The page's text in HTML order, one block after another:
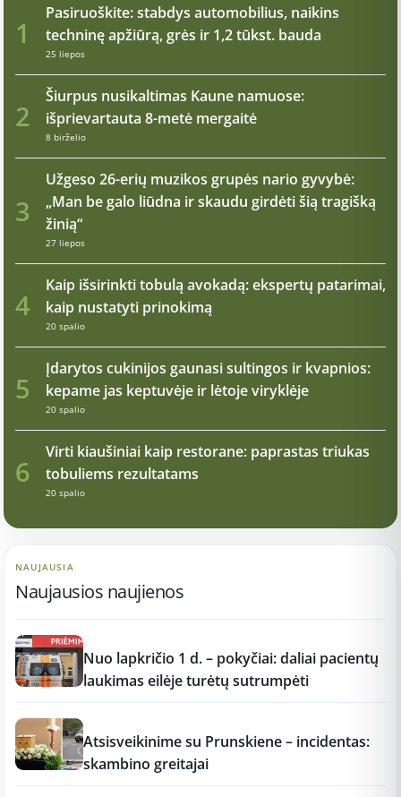
1
Pasiruoškite: stabdys automobilius, naikins
techninę apžiūrą, grės ir 1,2 tūkst. bauda
25 liepos
2
Šiurpus nusikaltimas Kaune namuose:
išprievartauta 8-metė mergaitė
8 birželio
3
Užgeso 26-erių muzikos grupės nario gyvybė:
„Man be galo liūdna ir skaudu girdėti šią tragišką
žinią“
27 liepos
4
Kaip išsirinkti tobulą avokadą: ekspertų patarimai,
kaip nustatyti prinokimą
20 spalio
5
Įdarytos cukinijos gaunasi sultingos ir kvapnios:
kepame jas keptuvėje ir lėtoje viryklėje
20 spalio
6
Virti kiaušiniai kaip restorane: paprastas triukas
tobuliems rezultatams
20 spalio
NAUJAUSIA
Naujausios naujienos
Nuo lapkričio 1 d. – pokyčiai: daliai pacientų
laukimas eilėje turėtų sutrumpėti
Atsisveikinime su Prunskiene – incidentas:
skambino greitajai